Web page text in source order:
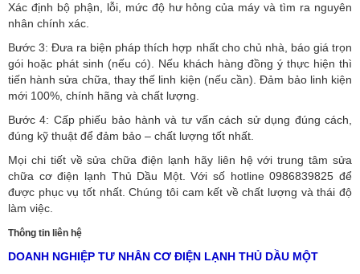
Xác định bộ phận, lỗi, mức độ hư hỏng của máy và tìm ra nguyên
nhân chính xác.
Bước 3: Đưa ra biện pháp thích hợp nhất cho chủ nhà, báo giá trọn
gói hoặc phát sinh (nếu có). Nếu khách hàng đồng ý thực hiện thì
tiến hành sửa chữa, thay thế linh kiện (nếu cần). Đảm bảo linh kiện
mới 100%, chính hãng và chất lượng.
Bước 4: Cấp phiếu bảo hành và tư vấn cách sử dụng đúng cách,
đúng kỹ thuật để đảm bảo – chất lượng tốt nhất.
Mọi chi tiết về sửa chữa điện lạnh hãy liên hệ với trung tâm sửa
chữa cơ điện lạnh Thủ Dầu Một. Với số hotline 0986839825 để
được phục vụ tốt nhất. Chúng tôi cam kết về chất lượng và thái độ
làm việc.
Thông tin liên hệ
DOANH NGHIỆP TƯ NHÂN CƠ ĐIỆN LẠNH THỦ DẦU MỘT